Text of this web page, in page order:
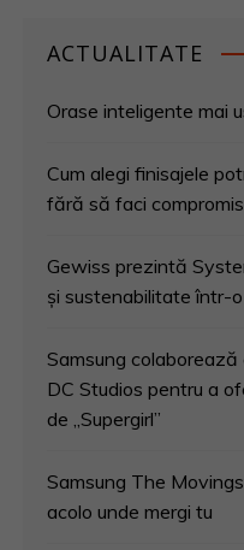
ACTUALITATE
Orase inteligente mai
Cum alegi finisajele
fără să faci
Gewiss prezintă
și sustenabilitate într-
Samsung
DC Studios pentru a
de „Supergirl”
Samsung The
acolo unde mergi tu